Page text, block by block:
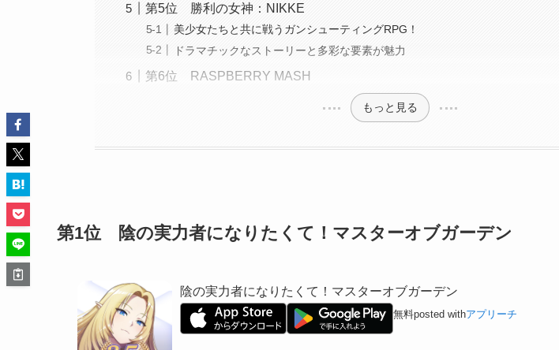
第5位 勝利の女神：NIKKE
美少女たちと共に戦うガンシューティングRPG！
ドラマチックなストーリーと多彩な要素が魅力
第6位 RASPBERRY MASH
もっと見る
第1位 陰の実力者になりたくて！マスターオブガーデン
陰の実力者になりたくて！マスターオブガーデン
無料posted withアプリーチ